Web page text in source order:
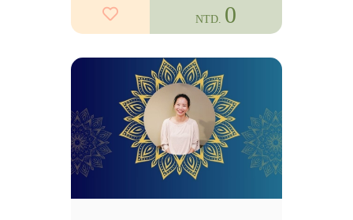
NTD. 0